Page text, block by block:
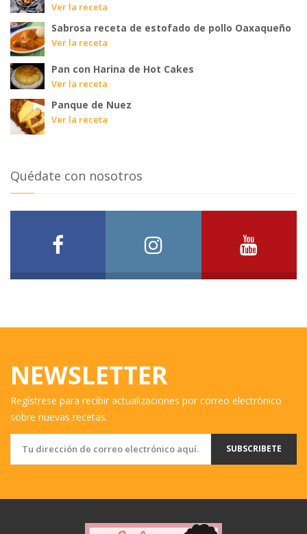
Ver la receta
Sabrosa receta de estofado de pollo Oaxaqueño
Ver la receta
Pan con Harina de Hot Cakes
Ver la receta
Panque de Nuez
Ver la receta
Quédate con nosotros
NEWSLETTER
Regístrese para recibir actualizaciones por correo electrónico
sobre nuevas recetas.
SUBSCRIBETE